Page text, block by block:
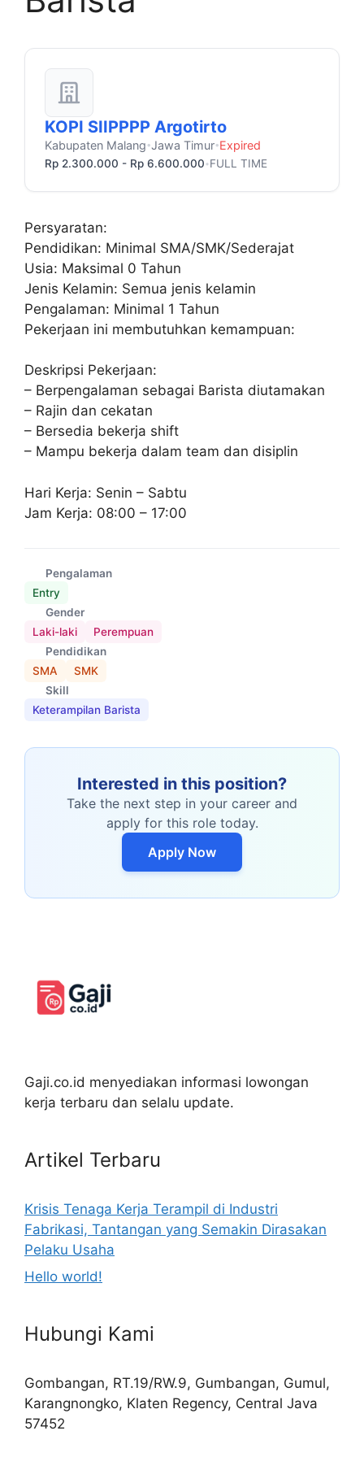
KOPI SIIPPPP Argotirto
Kabupaten Malang•Jawa Timur•Expired
Rp 2.300.000 - Rp 6.600.000 •FULL TIME
Persyaratan:
Pendidikan: Minimal SMA/SMK/Sederajat
Usia: Maksimal 0 Tahun
Jenis Kelamin: Semua jenis kelamin
Pengalaman: Minimal 1 Tahun
Pekerjaan ini membutuhkan kemampuan:
Deskripsi Pekerjaan:
– Berpengalaman sebagai Barista diutamakan
– Rajin dan cekatan
– Bersedia bekerja shift
– Mampu bekerja dalam team dan disiplin
Hari Kerja: Senin – Sabtu
Jam Kerja: 08:00 – 17:00
Pengalaman
Entry
Gender
Laki-laki
Perempuan
Pendidikan
SMA
SMK
Skill
Keterampilan Barista
Interested in this position?
Take the next step in your career and
apply for this role today.
Apply Now
Gaji.co.id menyediakan informasi lowongan
kerja terbaru dan selalu update.
Artikel Terbaru
Krisis Tenaga Kerja Terampil di Industri
Fabrikasi, Tantangan yang Semakin Dirasakan
Pelaku Usaha
Hello world!
Hubungi Kami
Gombangan, RT.19/RW.9, Gumbangan, Gumul,
Karangnongko, Klaten Regency, Central Java
57452